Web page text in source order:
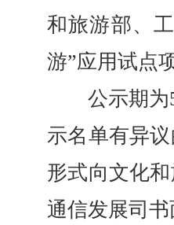
和旅游部、
游”应用试点
公示期为5
示名单有异
形式向文化
通信发展司书